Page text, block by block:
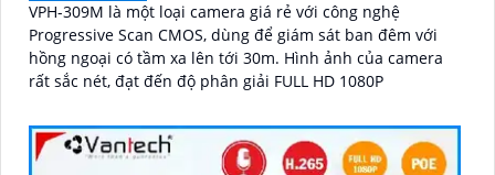
VPH-309M là một loại camera giá rẻ với công nghệ
Progressive Scan CMOS, dùng để giám sát ban đêm với
hồng ngoại có tầm xa lên tới 30m. Hình ảnh của camera
rất sắc nét, đạt đến độ phân giải FULL HD 1080P